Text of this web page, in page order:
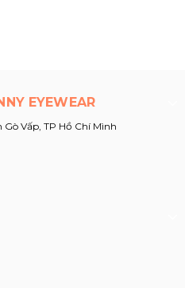
EYEWEAR
Gò Vấp, TP Hồ Chí Mình